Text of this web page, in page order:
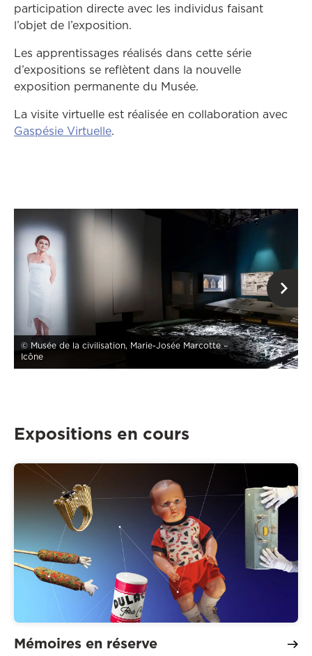
participation directe avec les individus faisant
l’objet de l’exposition.
Les apprentissages réalisés dans cette série
d’expositions se reflètent dans la nouvelle
exposition permanente du Musée.
La visite virtuelle est réalisée en collaboration avec
Gaspésie VirtuelleCe lien ouvrira dans une autre
.
© Musée de la civilisation, Marie-Josée Marcotte –
Icône
1/3
Expositions en cours
Mémoires en réserve